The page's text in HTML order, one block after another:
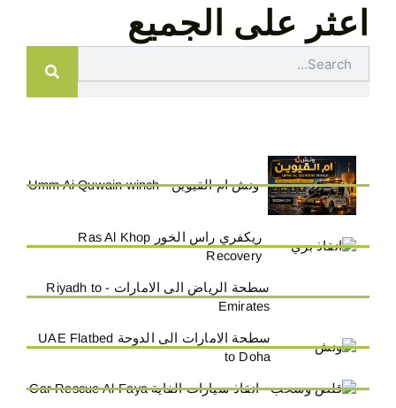
اعثر على الجميع
ونش ام القيوين - Umm Ai Quwain winch
ريكفري راس الخور Ras Al Khop
Recovery
سطحة الرياض الى الامارات - Riyadh to
Emirates
سطحة الامارات الى الدوحة UAE Flatbed
to Doha
انقاذ سيارات الفاية Car Rescue Al-Faya